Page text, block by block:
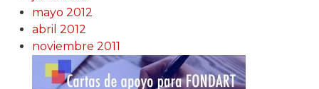
mayo 2012
abril 2012
noviembre 2011